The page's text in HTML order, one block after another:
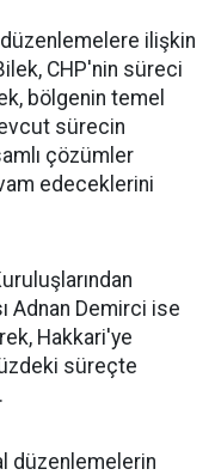
ilişkin
CHP'nin süreci
bölgenin temel
sürecin
çözümler
edeceklerini
Adnan Demirci ise
Hakkari'ye
süreçte
düzenlemelerin